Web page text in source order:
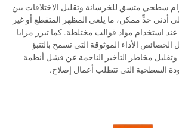
سطحي متسق للخرسانة وتقليل الاختلافات بين
أدنى حدٍّ ممكن، ما يلغي المظهر المتقطع أو غير
استخدام مواد قوالب مختلطة. كما تبرز مزايا
الأداء الموثوقة التي تسمح بالتنبؤ
وتقليل مخاطر التأخير الناجمة عن فشل أنظمة
السطحية التي تتطلب أعمال إصلاح.